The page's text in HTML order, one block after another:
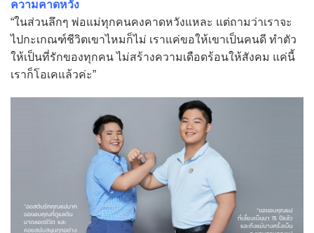
ความคาดหวัง
“ในส่วนลึกๆ พ่อแม่ทุกคนคงคาดหวังแหละ แต่ถามว่าเราจะ
ไปกะเกณฑ์ชีวิตเขาไหมก็ไม่ เราแค่ขอให้เขาเป็นคนดี ทำตัว
ให้เป็นที่รักของทุกคน ไม่สร้างความเดือดร้อนให้สังคม แค่นี้
เราก็โอเคแล้วค่ะ”